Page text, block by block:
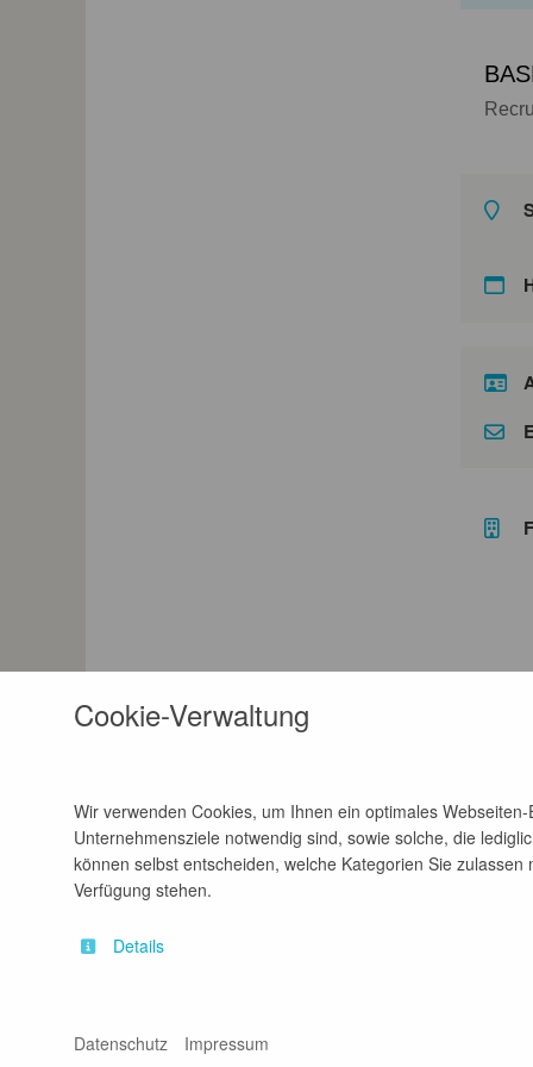
Cookie-Verwaltung
Wir verwenden Cookies, um Ihnen ein optimales
Unternehmensziele notwendig sind, sowie solche, die
können selbst entscheiden, welche Kategorien Sie
Verfügung stehen.
Details
Datenschutz Impressum